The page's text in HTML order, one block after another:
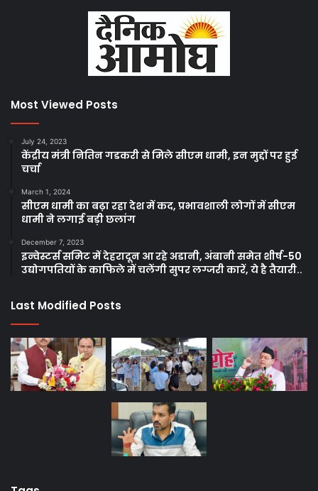
Most Viewed Posts
July 24, 2023
केंद्रीय मंत्री नितिन गडकरी से मिले सीएम धामी, इन मुद्दों पर हुई
चर्चा
March 1, 2024
सीएम धामी का बढ़ा रहा देश में कद, प्रभावशाली लोगों में सीएम
धामी ने लगाई बड़ी छलांग
December 7, 2023
इन्वेस्टर्स समिट में देहरादून आ रहे अडानी, अंबानी समेत शीर्ष-50
उद्योगपतियों के काफिले में चलेंगी सुपर लग्जरी कारें, ये है तैयारी..
Last Modified Posts